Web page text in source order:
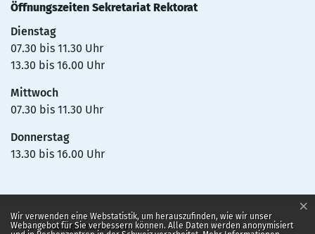
Öffnungszeiten Sekretariat Rektorat
Dienstag
07.30 bis 11.30 Uhr
13.30 bis 16.00 Uhr
Mittwoch
07.30 bis 11.30 Uhr
Donnerstag
13.30 bis 16.00 Uhr
© schulelangenthal 2026
Webstatistik
Wir verwenden eine Webstatistik, um herauszufinden, wie wir unser
Webangebot für Sie verbessern können. Alle Daten werden anonymisiert
×